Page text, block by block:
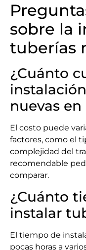
sobre la
tuberías
¿Cuánto
nuevas en
El costo puede
factores, como el
complejidad del
recomendable
comparar.
¿Cuánto
instalar
El tiempo de
pocas horas a